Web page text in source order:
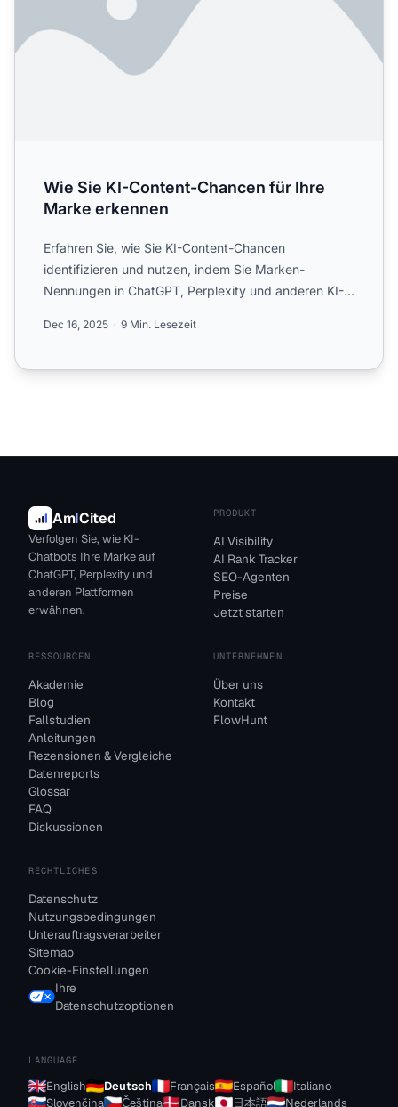
Wie Sie KI-Content-Chancen für Ihre
Marke erkennen
Erfahren Sie, wie Sie KI-Content-Chancen
identifizieren und nutzen, indem Sie Marken-
Nennungen in ChatGPT, Perplexity und anderen KI-
Dec 16, 2025 9 Min. Lesezeit
AmICited
Verfolgen Sie, wie KI-
Chatbots Ihre Marke auf
ChatGPT, Perplexity und
anderen Plattformen
erwähnen.
PRODUKT
AI Visibility
AI Rank Tracker
SEO-Agenten
Preise
Jetzt starten
RESSOURCEN
Akademie
Blog
Fallstudien
Anleitungen
Rezensionen & Vergleiche
Datenreports
Glossar
FAQ
Diskussionen
UNTERNEHMEN
Über uns
Kontakt
FlowHunt
RECHTLICHES
Datenschutz
Nutzungsbedingungen
Unterauftragsverarbeiter
Sitemap
Cookie-Einstellungen
Ihre
Datenschutzoptionen
LANGUAGE
English Deutsch Français Español
Italiano
Slovenčina
Čeština Dansk 日本語 Nederlands